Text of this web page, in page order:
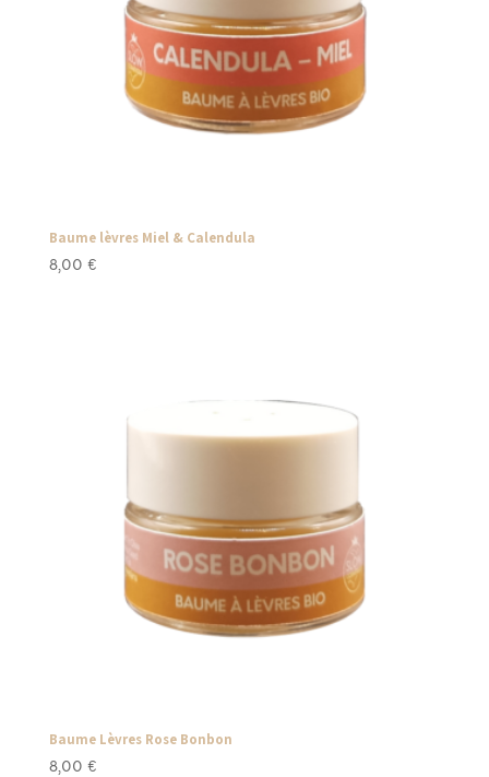
Baume lèvres Miel & Calendula
8,00 €
Baume Lèvres Rose Bonbon
8,00 €